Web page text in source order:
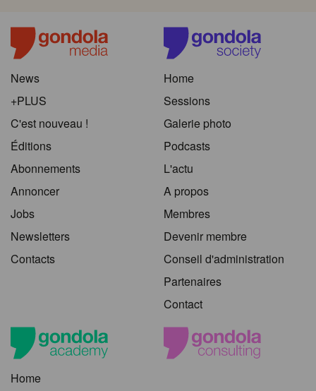
News
+PLUS
C'est nouveau !
Éditions
Abonnements
Annoncer
Jobs
Newsletters
Contacts
Home
Sessions
Galerie photo
Podcasts
L'actu
A propos
Membres
Devenir membre
Conseil d'administration
Partenaires
Contact
Home